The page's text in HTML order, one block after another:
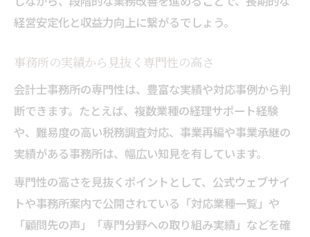
経営安定化と収益力向上に繋がるでしょう。
事務所の実績から見抜く専門性の高さ
会計士事務所の専門性は、豊富な実績や対応事例から判
断できます。たとえば、複数業種の経理サポート経験
や、難易度の高い税務調査対応、事業再編や事業承継の
実績がある事務所は、幅広い知見を有しています。
専門性の高さを見抜くポイントとして、公式ウェブサイ
トや事務所案内で公開されている「対応業種一覧」や
「顧問先の声」「専門分野への取り組み実績」などを確